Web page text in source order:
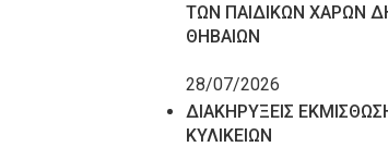
ΤΩΝ ΠΑΙΔΙΚΩΝ ΧΑΡΩΝ
ΘΗΒΑΙΩΝ
28/07/2026
ΔΙΑΚΗΡΥΞΕΙΣ
ΚΥΛΙΚΕΙΩΝ